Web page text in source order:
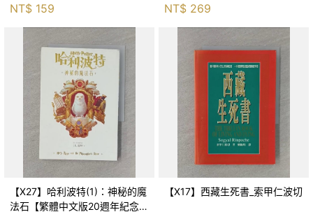
NT$ 159
堡, 蕭寶森
NT$ 269
【X27】哈利波特(1)：神秘的魔
法石【繁體中文版20週年紀念】
【X17】西藏生死書_索甲仁波切